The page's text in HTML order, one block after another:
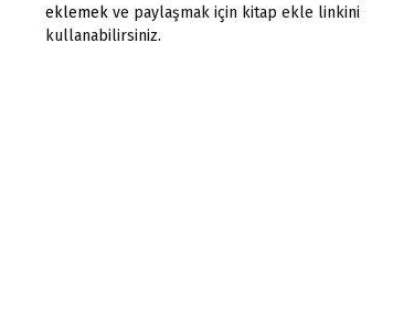
eklemek ve paylaşmak için kitap ekle linkini
kullanabilirsiniz.